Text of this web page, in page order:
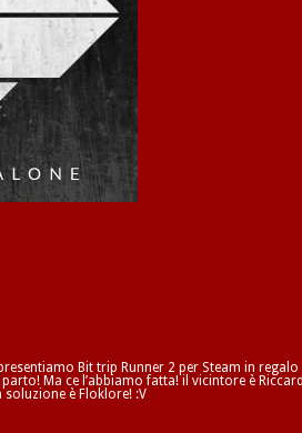
Bit trip Runner 2 per Steam in regalo
Ma ce l’abbiamo fatta! il vicintore è
è Floklore! :V